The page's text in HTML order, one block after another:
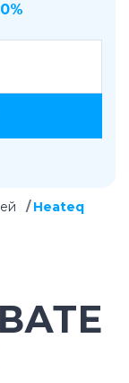
Heateq